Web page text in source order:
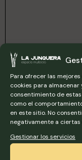
Para ofrecer las
cookies para
consentimiento de
como el
en este sitio. No
negativamente a
Gestionar los servicios
Destinatarios